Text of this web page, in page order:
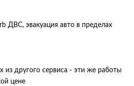
ДВС, эвакуация авто в пределах
из другого сервиса - эти же работы
цене